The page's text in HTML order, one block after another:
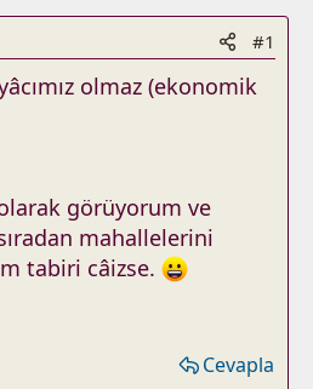
#1
olmaz (ekonomik
görüyorum ve
mahallelerini
tabiri câizse.
Cevapla